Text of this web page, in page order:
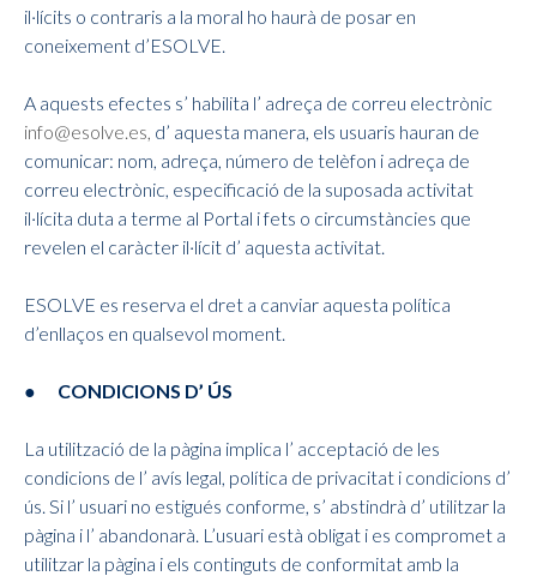
il·lícits o contraris a la moral ho haurà de posar en
coneixement d’ESOLVE.
A aquests efectes s’ habilita l’ adreça de correu electrònic
info@esolve.es, d’ aquesta manera, els usuaris hauran de
comunicar: nom, adreça, número de telèfon i adreça de
correu electrònic, especificació de la suposada activitat
il·lícita duta a terme al Portal i fets o circumstàncies que
revelen el caràcter il·lícit d’ aquesta activitat.
ESOLVE es reserva el dret a canviar aquesta política
d’enllaços en qualsevol moment.
● CONDICIONS D’ ÚS
La utilització de la pàgina implica l’ acceptació de les
condicions de l’ avís legal, política de privacitat i condicions d’
ús. Si l’ usuari no estigués conforme, s’ abstindrà d’ utilitzar la
pàgina i l’ abandonarà. L’usuari està obligat i es compromet a
utilitzar la pàgina i els continguts de conformitat amb la